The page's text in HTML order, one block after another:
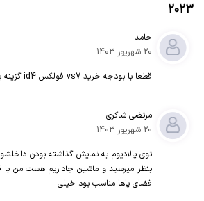
2023
حامد
20 شهریور 1403
قطعا با بودجه خرید vs7 فولکس id4 گزینه به مراتب بهتریه
مرتضی شاکری
20 شهریور 1403
توی پالادیوم به نمایش گذاشته بودن
فضای پاها مناسب بود خیلی